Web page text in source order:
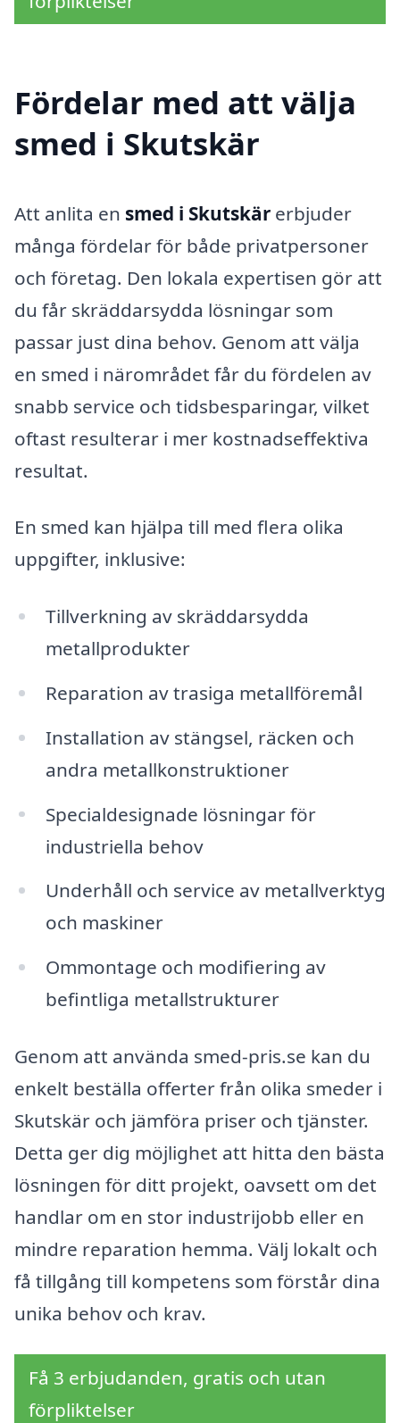
Fördelar med att välja
smed i Skutskär
Att anlita en smed i Skutskär erbjuder
många fördelar för både privatpersoner
och företag. Den lokala expertisen gör att
du får skräddarsydda lösningar som
passar just dina behov. Genom att välja
en smed i närområdet får du fördelen av
snabb service och tidsbesparingar, vilket
oftast resulterar i mer kostnadseffektiva
resultat.
En smed kan hjälpa till med flera olika
uppgifter, inklusive:
Tillverkning av skräddarsydda
metallprodukter
Reparation av trasiga metallföremål
Installation av stängsel, räcken och
andra metallkonstruktioner
Specialdesignade lösningar för
industriella behov
Underhåll och service av metallverktyg
och maskiner
Ommontage och modifiering av
befintliga metallstrukturer
Genom att använda smed-pris.se kan du
enkelt beställa offerter från olika smeder i
Skutskär och jämföra priser och tjänster.
Detta ger dig möjlighet att hitta den bästa
lösningen för ditt projekt, oavsett om det
handlar om en stor industrijobb eller en
mindre reparation hemma. Välj lokalt och
få tillgång till kompetens som förstår dina
unika behov och krav.
Få 3 erbjudanden, gratis och utan
förpliktelser